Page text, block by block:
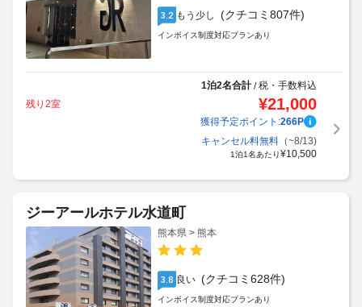
3.2 もう少し (クチコミ807件)
インボイス制度対応プランあり
1泊2名合計/税・手数料込
残り2室
¥21,000
獲得予定ポイント:266P
キャンセル料無料（~8/13)
1泊1名あたり¥10,500
ジーアールホテル水道町
熊本県 > 熊本
3.8 良い (クチコミ628件)
インボイス制度対応プランあり